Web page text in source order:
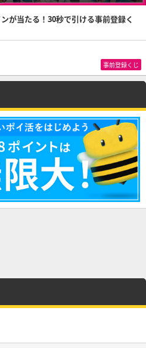
が当たる！30秒で引ける事前登録く
事前登録くじ